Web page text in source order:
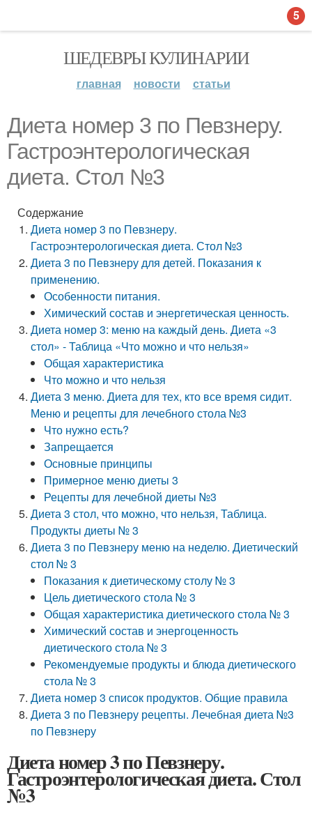
ШЕДЕВРЫ КУЛИНАРИИ
главная новости статьи
Диета номер 3 по Певзнеру.
Гастроэнтерологическая
диета. Стол №3
Содержание
Диета номер 3 по Певзнеру.
Гастроэнтерологическая диета. Стол №3
Диета 3 по Певзнеру для детей. Показания к
применению.
Особенности питания.
Химический состав и энергетическая ценность.
Диета номер 3: меню на каждый день. Диета «3
стол» - Таблица «Что можно и что нельзя»
Общая характеристика
Что можно и что нельзя
Диета 3 меню. Диета для тех, кто все время сидит.
Меню и рецепты для лечебного стола №3
Что нужно есть?
Запрещается
Основные принципы
Примерное меню диеты 3
Рецепты для лечебной диеты №3
Диета 3 стол, что можно, что нельзя, Таблица.
Продукты диеты № 3
Диета 3 по Певзнеру меню на неделю. Диетический
стол № 3
Показания к диетическому столу № 3
Цель диетического стола № 3
Общая характеристика диетического стола № 3
Химический состав и энергоценность
диетического стола № 3
Рекомендуемые продукты и блюда диетического
стола № 3
Диета номер 3 список продуктов. Общие правила
Диета 3 по Певзнеру рецепты. Лечебная диета №3
по Певзнеру
Диета номер 3 по Певзнеру.
Гастроэнтерологическая диета. Стол
№3
5